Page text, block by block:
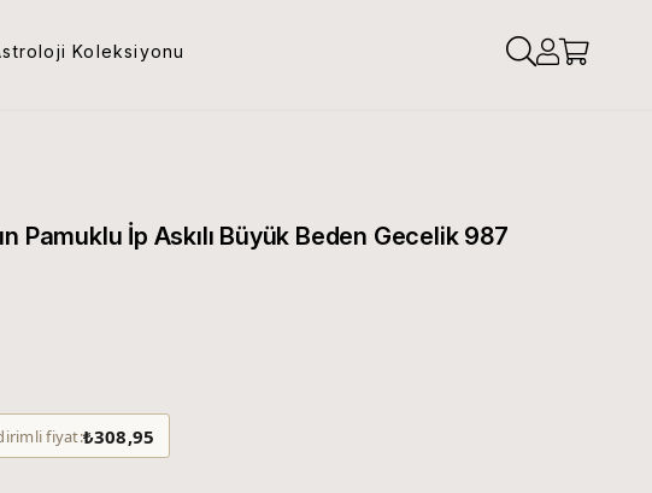
Koleksiyonu
Pamuklu İp Askılı Büyük Beden Gecelik 987
fiyat:₺308,95